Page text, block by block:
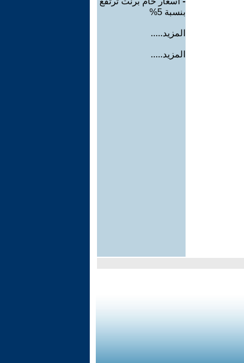
بنسبة 5%
المزيد.....
المزيد.....